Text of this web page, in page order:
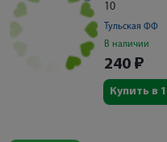
10
Тульская ФФ
В наличии
240 ₽
Купить в